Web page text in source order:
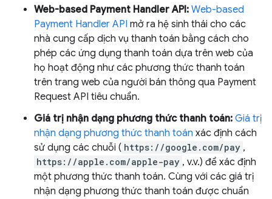
Web-based Payment Handler API: Web-based
Payment Handler API mở ra hệ sinh thái cho các
nhà cung cấp dịch vụ thanh toán bằng cách cho
phép các ứng dụng thanh toán dựa trên web của
họ hoạt động như các phương thức thanh toán
trên trang web của người bán thông qua Payment
Request API tiêu chuẩn.
Giá trị nhận dạng phương thức thanh toán: Giá trị
nhận dạng phương thức thanh toán xác định cách
sử dụng các chuỗi ( https://google.com/pay ,
https://apple.com/apple-pay , v.v.) để xác định
một phương thức thanh toán. Cùng với các giá trị
nhận dạng phương thức thanh toán được chuẩn